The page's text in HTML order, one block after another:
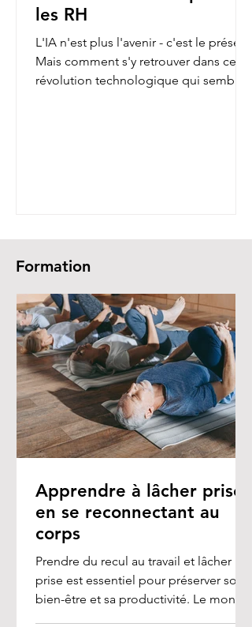
les RH
L'IA n'est plus l'avenir - c'est le présent.
Mais comment s'y retrouver dans cette
révolution technologique qui semble
Formation
Apprendre à lâcher prise
en se reconnectant au
corps
Prendre du recul au travail et lâcher
prise est essentiel pour préserver son
bien-être et sa productivité. Le monde